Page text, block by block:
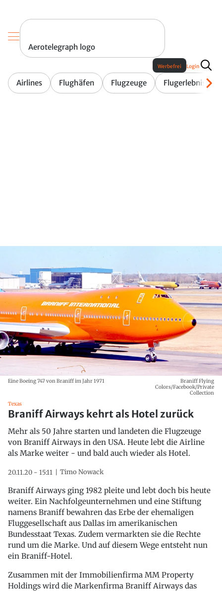
Aerotelegraph logo
Airlines Flughäfen Flugzeuge Flugerlebnis
Werbefrei Login
Eine Boeing 747 von Braniff im Jahr 1971
Braniff Flying
Colors/Facebook/Private
Collection
Texas
Braniff Airways kehrt als Hotel zurück
Mehr als 50 Jahre starten und landeten die Flugzeuge
von Braniff Airways in den USA. Heute lebt die Airline
als Marke weiter - und bald auch wieder als Hotel.
20.11.20 - 15:11 Timo Nowack
Braniff Airways ging 1982 pleite und lebt doch bis heute
weiter. Ein Nachfolgeunternehmen und eine Stiftung
namens Braniff bewahren das Erbe der ehemaligen
Fluggesellschaft aus Dallas im amerikanischen
Bundesstaat Texas. Zudem vermarkten sie die Rechte
rund um die Marke. Und auf diesem Wege entsteht nun
ein Braniff-Hotel.
Zusammen mit der Immobilienfirma MM Property
Holdings wird die Markenfirma Braniff Airways das